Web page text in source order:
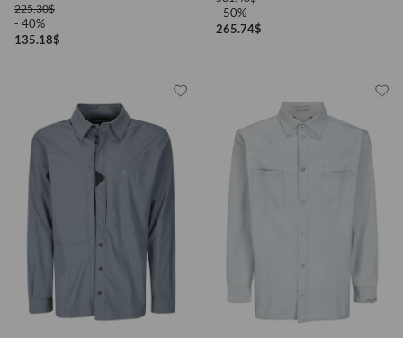
225.30$
- 40%
135.18$
- 50%
265.74$